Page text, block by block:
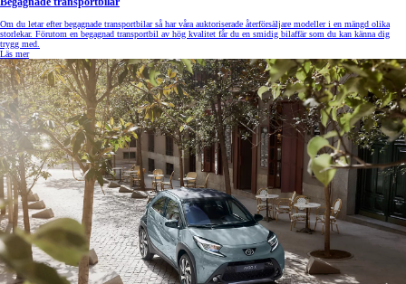
Begagnade transportbilar
Om du letar efter begagnade transportbilar så har våra auktoriserade återförsäljare modeller i en mängd olika
storlekar. Förutom en begagnad transportbil av hög kvalitet får du en smidig bilaffär som du kan känna dig
trygg med.
Läs mer